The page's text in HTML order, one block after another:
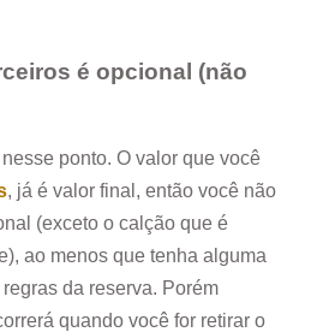
é opcional (não
ponto. O valor que você
, já é valor final, então você não
(exceto o calção que é
ao menos que tenha alguma
da reserva. Porém
quando você for retirar o